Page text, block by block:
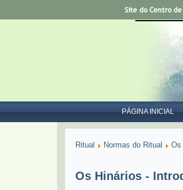
PÁGINA INICIAL
Site do Centro de
Ritual Normas do Ritual Os
Os Hinários -